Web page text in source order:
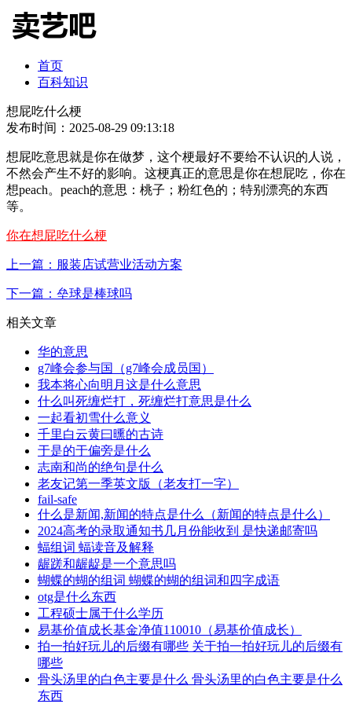
首页
百科知识
想屁吃什么梗
发布时间：2025-08-29 09:13:18
想屁吃意思就是你在做梦，这个梗最好不要给不认识的人说，
不然会产生不好的影响。这梗真正的意思是你在想屁吃，你在
想peach。peach的意思：桃子；粉红色的；特别漂亮的东西
等。
你在想屁吃什么梗
上一篇：服装店试营业活动方案
下一篇：垒球是棒球吗
相关文章
华的意思
g7峰会参与国（g7峰会成员国）
我本将心向明月这是什么意思
什么叫死缠烂打，死缠烂打意思是什么
一起看初雪什么意义
千里白云黄曰曛的古诗
于是的于偏旁是什么
志南和尚的绝句是什么
老友记第一季英文版（老友打一字）
fail-safe
什么是新闻,新闻的特点是什么（新闻的特点是什么）
2024高考的录取通知书几月份能收到 是快递邮寄吗
蝠组词 蝠读音及解释
龌蹉和龌龊是一个意思吗
蝴蝶的蝴的组词 蝴蝶的蝴的组词和四字成语
otg是什么东西
工程硕士属于什么学历
易基价值成长基金净值110010（易基价值成长）
拍一拍好玩儿的后缀有哪些 关于拍一拍好玩儿的后缀有
哪些
骨头汤里的白色主要是什么 骨头汤里的白色主要是什么
东西